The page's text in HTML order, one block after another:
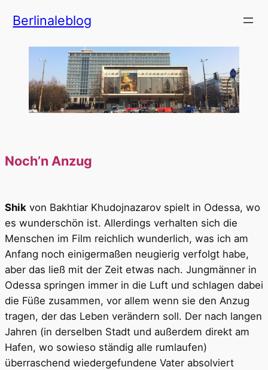
Inhalt
Berlinaleblog
Noch’n Anzug
Shik von Bakhtiar Khudojnazarov spielt in Odessa, wo
es wunderschön ist. Allerdings verhalten sich die
Menschen im Film reichlich wunderlich, was ich am
Anfang noch einigermaßen neugierig verfolgt habe,
aber das ließ mit der Zeit etwas nach. Jungmänner in
Odessa springen immer in die Luft und schlagen dabei
die Füße zusammen, vor allem wenn sie den Anzug
tragen, der das Leben verändern soll. Der nach langen
Jahren (in derselben Stadt und außerdem direkt am
Hafen, wo sowieso ständig alle rumlaufen)
überraschend wiedergefundene Vater absolviert